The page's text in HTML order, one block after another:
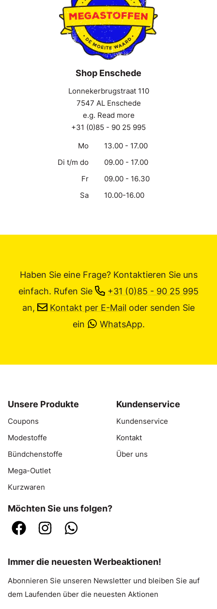
Shop Enschede
Lonnekerbrugstraat 110
7547 AL Enschede
e.g. Read more
+31 (0)85 - 90 25 995
Mo
13.00 - 17.00
Di t/m do
09.00 - 17.00
Fr
09.00 - 16.30
Sa
10.00-16.00
Haben Sie eine Frage? Kontaktieren Sie uns
einfach. Rufen Sie
+31 (0)85 - 90 25 995
an,
Kontakt per E-Mail oder senden Sie
ein
WhatsApp.
Unsere Produkte
Coupons
Modestoffe
Bündchenstoffe
Mega-Outlet
Kurzwaren
Kundenservice
Kundenservice
Kontakt
Über uns
Möchten Sie uns folgen?
Immer die neuesten Werbeaktionen!
Abonnieren Sie unseren Newsletter und bleiben Sie auf
dem Laufenden über die neuesten Aktionen